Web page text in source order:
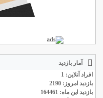
آمار بازدید
افراد آنلاین: 1
بازدید امروز: 2190
بازدید این ماه: 164461